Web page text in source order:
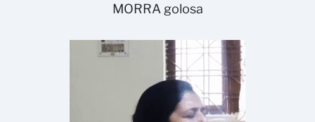
MORRA golosa